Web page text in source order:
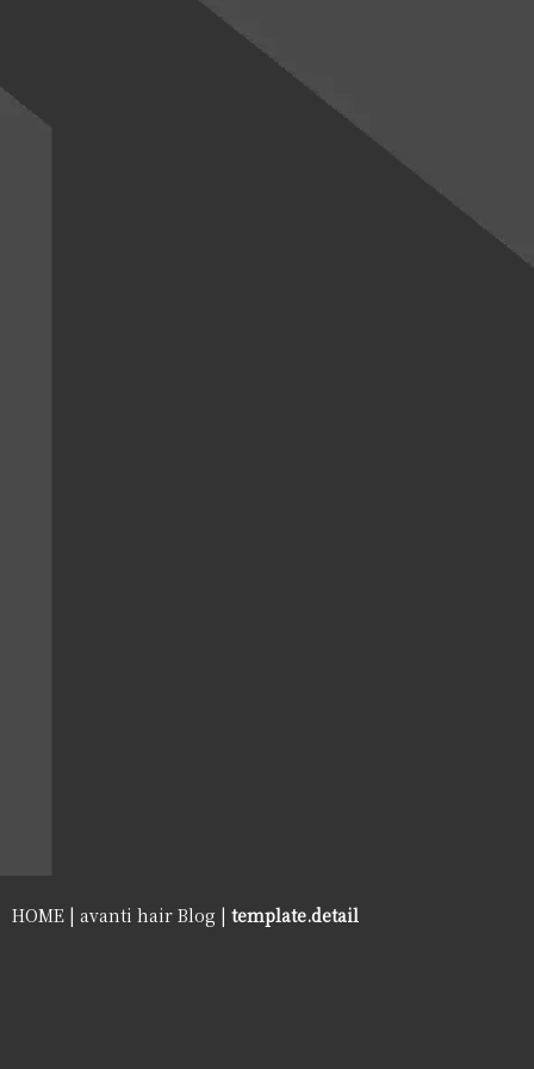
HOME | avanti hair Blog | template.detail